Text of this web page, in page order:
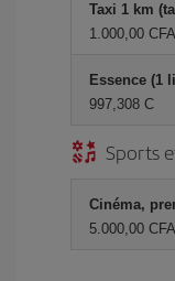
Taxi 1 km
1.000,00 CFA
Essence (1
997,308 C
Sports
Cinéma,
5.000,00 CFA